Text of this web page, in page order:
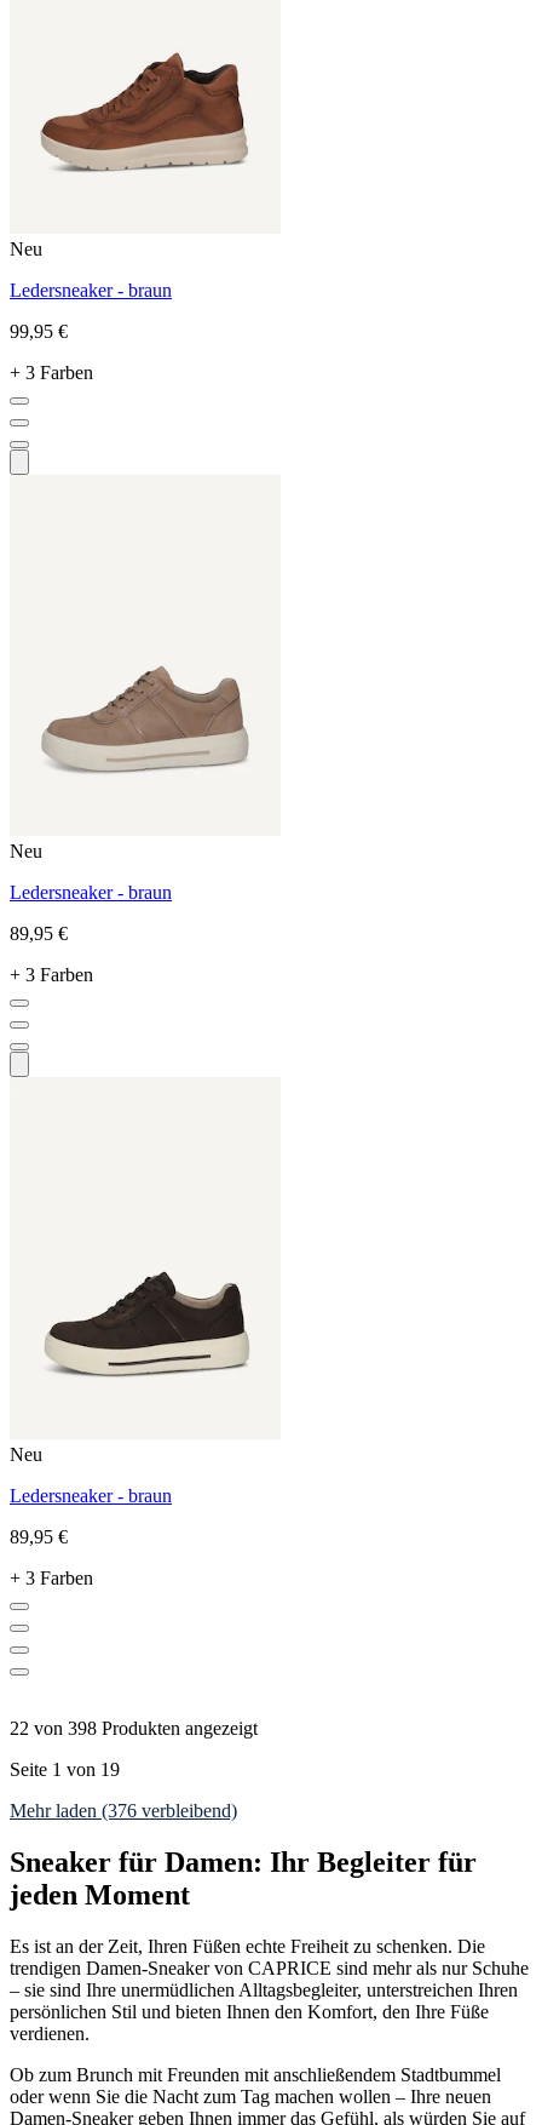
Neu
Ledersneaker - braun
99,95 €
+ 3 Farben
Neu
Ledersneaker - braun
89,95 €
+ 3 Farben
Neu
Ledersneaker - braun
89,95 €
+ 3 Farben
22 von 398 Produkten angezeigt
Seite 1 von 19
Mehr laden (376 verbleibend)
Sneaker für Damen: Ihr Begleiter für
jeden Moment
Es ist an der Zeit, Ihren Füßen echte Freiheit zu schenken. Die
trendigen Damen-Sneaker von CAPRICE sind mehr als nur Schuhe
– sie sind Ihre unermüdlichen Alltagsbegleiter, unterstreichen Ihren
persönlichen Stil und bieten Ihnen den Komfort, den Ihre Füße
verdienen.
Ob zum Brunch mit Freunden mit anschließendem Stadtbummel
oder wenn Sie die Nacht zum Tag machen wollen – Ihre neuen
Damen-Sneaker geben Ihnen immer das Gefühl, als würden Sie auf